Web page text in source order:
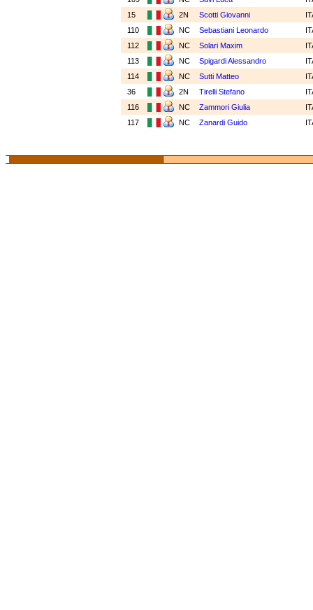
15
2N Scotti Giovanni
110
NC Sebastiani Leonardo
112
NC Solari Maxim
113
NC Spigardi Alessandro
114
NC Sutti Matteo
36
2N Tirelli Stefano
116
NC Zammori Giulia
117
NC Zanardi Guido